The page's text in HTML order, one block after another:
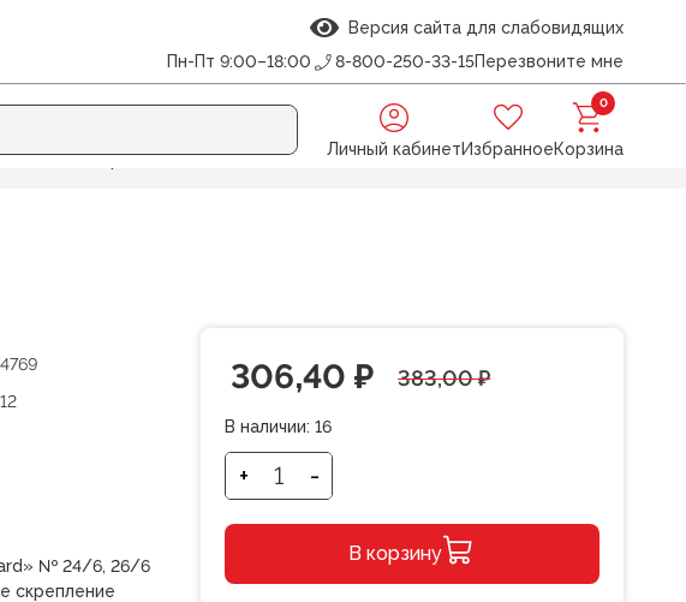
Версия сайта для слабовидящих
Пн-Пт 9:00–18:00 8-800-250-33-15Перезвоните мне
Личный кабинетИзбранное
0
Корзина
до 30л. черный
№ 24/6, 26/6
скрепление
383,00₽
Первоначальная
цена
составляла
383,00 ₽.
306,40₽
Текущая
цена:
306,40 ₽.
В наличии:16
+
Количество
26/6
-
В корзину